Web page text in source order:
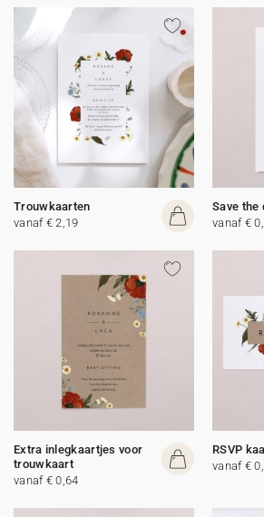
Trouwkaarten
vanaf € 2,19
Save the
vanaf €
Extra inlegkaartjes voor
trouwkaart
vanaf € 0,64
RSVP
vanaf €